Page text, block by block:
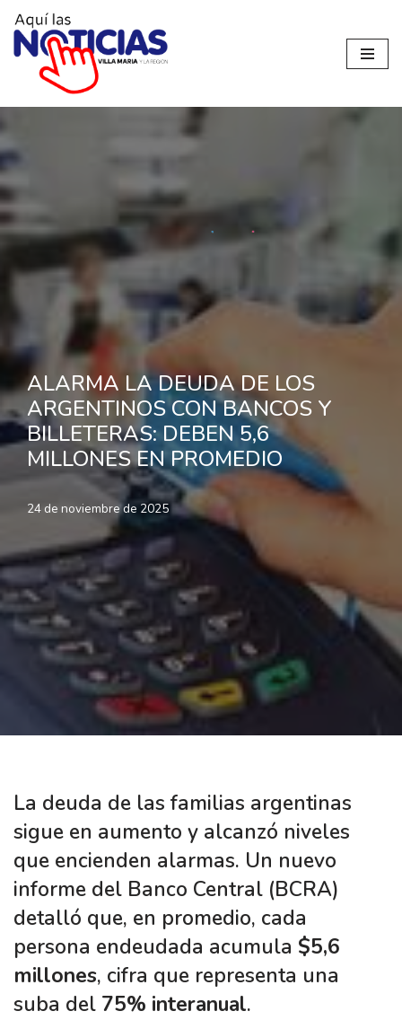
contenido
ALARMA LA DEUDA DE LOS
ARGENTINOS CON BANCOS Y
BILLETERAS: DEBEN 5,6
MILLONES EN PROMEDIO
24 de noviembre de 2025
La deuda de las familias argentinas
sigue en aumento y alcanzó niveles
que encienden alarmas. Un nuevo
informe del Banco Central (BCRA)
detalló que, en promedio, cada
persona endeudada acumula $5,6
millones, cifra que representa una
suba del 75% interanual.